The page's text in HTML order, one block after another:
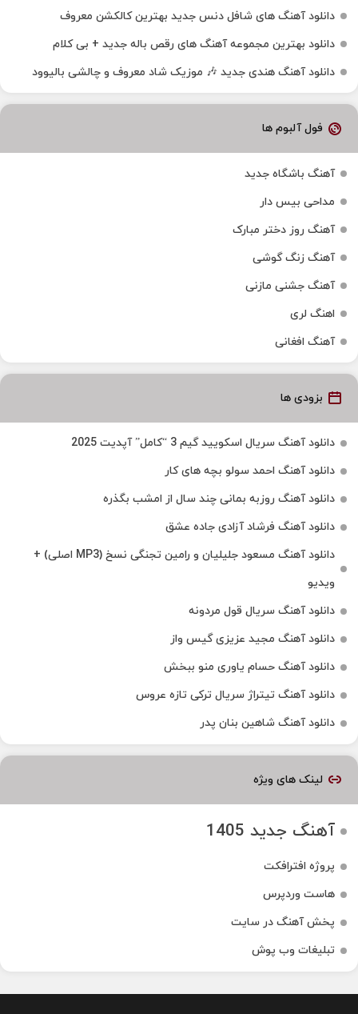
دانلود آهنگ های شافل دنس جدید بهترین کالکشن معروف
دانلود بهترین مجموعه آهنگ های رقص باله جدید + بی کلام
دانلود آهنگ هندی جدید 🎶 موزیک شاد معروف و چالشی بالیوود
فول آلبوم ها
آهنگ باشگاه جدید
مداحی بیس دار
آهنگ روز دختر مبارک
آهنگ زنگ گوشی
آهنگ جشنی مازنی
اهنگ لری
آهنگ افغانی
بزودی ها
دانلود آهنگ سریال اسکویید گیم 3 “کامل” آپدیت 2025
دانلود آهنگ احمد سولو بچه های کار
دانلود آهنگ روزبه بمانی چند سال از امشب بگذره
دانلود آهنگ فرشاد آزادی جاده عشق
دانلود آهنگ مسعود جلیلیان و رامین تجنگی نسخ (MP3 اصلی) +
ویدیو
دانلود آهنگ سریال قول مردونه
دانلود آهنگ مجید عزیزی گیس واز
دانلود آهنگ حسام یاوری منو ببخش
دانلود آهنگ تیتراژ سریال ترکی تازه عروس
دانلود آهنگ شاهین بنان پدر
لینک های ویژه
آهنگ جدید 1405
پروژه افترافکت
هاست وردپرس
پخش آهنگ در سایت
تبلیغات وب پوش